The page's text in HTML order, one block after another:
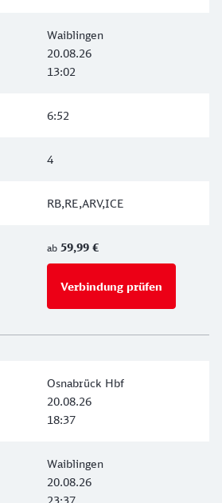
Waiblingen
20.08.26
13:02
6:52
4
RB,RE,ARV,ICE
ab 59,99 €
Verbindung prüfen
Osnabrück Hbf
20.08.26
18:37
Waiblingen
20.08.26
23:37